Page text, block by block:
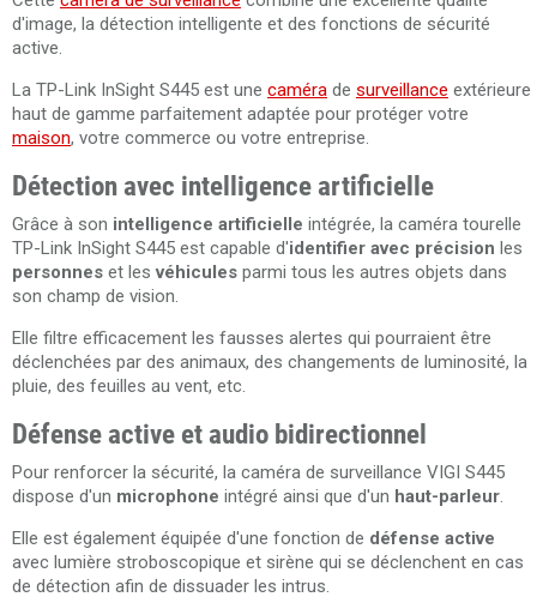
d'image, la détection intelligente et des fonctions de sécurité
active.
La TP-Link InSight S445 est une caméra de surveillance extérieure
haut de gamme parfaitement adaptée pour protéger votre
maison, votre commerce ou votre entreprise.
Détection avec intelligence artificielle
Grâce à son intelligence artificielle intégrée, la caméra tourelle
TP-Link InSight S445 est capable d'identifier avec précision les
personnes et lesvéhicules parmi tous les autres objets dans
son champ de vision.
Elle filtre efficacement les fausses alertes qui pourraient être
déclenchées par des animaux, des changements de luminosité, la
pluie, des feuilles au vent, etc.
Défense active et audio bidirectionnel
Pour renforcer la sécurité, la caméra de surveillance VIGI S445
dispose d'un microphone intégré ainsi que d'un haut-parleur.
Elle est également équipée d'une fonction de défense active
avec lumière stroboscopique et sirène qui se déclenchent en cas
de détection afin de dissuader les intrus.